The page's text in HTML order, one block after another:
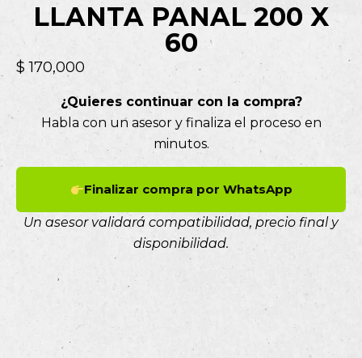
LLANTA PANAL 200 X
60
$170,000
¿Quieres continuar con la compra?
Habla con un asesor y finaliza el proceso en
minutos.
Finalizar compra por WhatsApp
Un asesor validará compatibilidad, precio final y
disponibilidad.